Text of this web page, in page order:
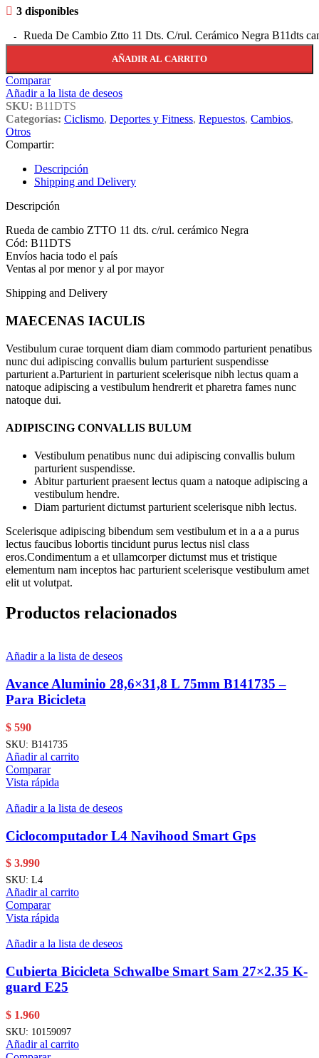
3 disponibles
Rueda De Cambio Ztto 11 Dts. C/rul. Cerámico Negra B11dts
AÑADIR AL CARRITO
Comparar
Añadir a la lista de deseos
SKU: B11DTS
Categorías: Ciclismo, Deportes y Fitness, Repuestos, Cambios,
Otros
Compartir:
Descripción
Shipping and Delivery
Descripción
Rueda de cambio ZTTO 11 dts. c/rul. cerámico Negra
Cód: B11DTS
Envíos hacia todo el país
Ventas al por menor y al por mayor
Shipping and Delivery
MAECENAS IACULIS
Vestibulum curae torquent diam diam commodo parturient penatibus
nunc dui adipiscing convallis bulum parturient suspendisse
parturient a.Parturient in parturient scelerisque nibh lectus quam a
natoque adipiscing a vestibulum hendrerit et pharetra fames nunc
natoque dui.
ADIPISCING CONVALLIS BULUM
Vestibulum penatibus nunc dui adipiscing convallis bulum
parturient suspendisse.
Abitur parturient praesent lectus quam a natoque adipiscing a
vestibulum hendre.
Diam parturient dictumst parturient scelerisque nibh lectus.
Scelerisque adipiscing bibendum sem vestibulum et in a a a purus
lectus faucibus lobortis tincidunt purus lectus nisl class
eros.Condimentum a et ullamcorper dictumst mus et tristique
elementum nam inceptos hac parturient scelerisque vestibulum amet
elit ut volutpat.
Productos relacionados
Añadir a la lista de deseos
Avance Aluminio 28,6×31,8 L 75mm B141735 –
Para Bicicleta
$ 590
SKU: B141735
Añadir al carrito
Comparar
Vista rápida
Añadir a la lista de deseos
Ciclocomputador L4 Navihood Smart Gps
$ 3.990
SKU: L4
Añadir al carrito
Comparar
Vista rápida
Añadir a la lista de deseos
Cubierta Bicicleta Schwalbe Smart Sam 27×2.35 K-
guard E25
$ 1.960
SKU: 10159097
Añadir al carrito